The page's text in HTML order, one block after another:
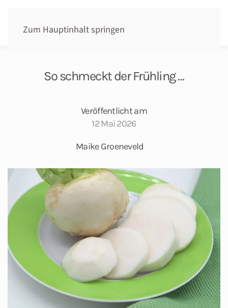
Zum Hauptinhalt springen
So schmeckt der Frühling …
Veröffentlicht am
12 Mai 2026
Maike Groeneveld